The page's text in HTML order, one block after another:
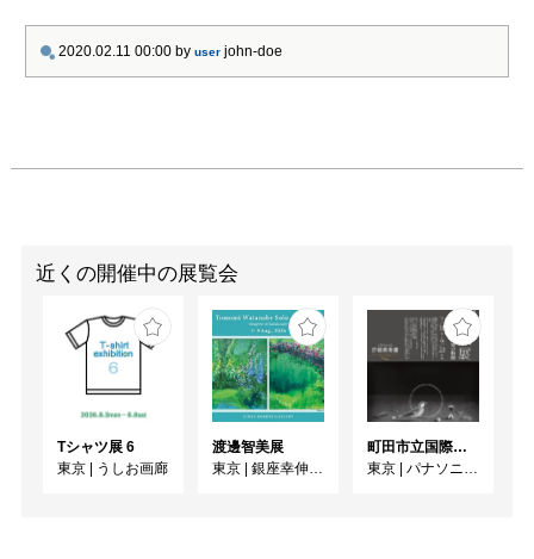
2020.02.11 00:00 by user john-doe
近くの開催中の展覧会
Tシャツ展 6
東京
うしお画廊
渡邊智美展
東京
銀座幸伸ギャラリー
町田市立国際版画美術館所蔵 長谷川潔展 ーパリに生きた銅版画家の軌跡
東京
パナソニック汐留美術館